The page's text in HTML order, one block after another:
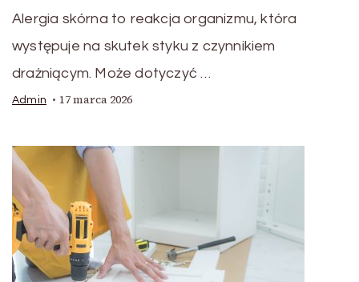
Alergia skórna to reakcja organizmu, która
występuje na skutek styku z czynnikiem
drażniącym. Może dotyczyć …
Admin 17 marca 2026